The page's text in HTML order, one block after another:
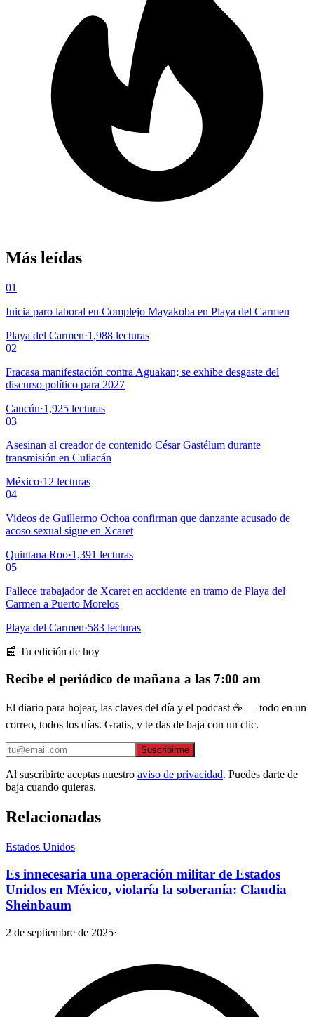
Más leídas
01
Inicia paro laboral en Complejo Mayakoba en Playa del Carmen
Playa del Carmen·1,988 lecturas
02
Fracasa manifestación contra Aguakan; se exhibe desgaste del
discurso político para 2027
Cancún·1,925 lecturas
03
Asesinan al creador de contenido César Gastélum durante
transmisión en Culiacán
México·12 lecturas
04
Videos de Guillermo Ochoa confirman que danzante acusado de
acoso sexual sigue en Xcaret
Quintana Roo·1,391 lecturas
05
Fallece trabajador de Xcaret en accidente en tramo de Playa del
Carmen a Puerto Morelos
Playa del Carmen·583 lecturas
📰 Tu edición de hoy
Recibe el periódico de mañana a las 7:00 am
El diario para hojear, las claves del día y el podcast ☕ — todo en un
correo, todos los días. Gratis, y te das de baja con un clic.
Suscribirme
Al suscribirte aceptas nuestro aviso de privacidad. Puedes darte de
baja cuando quieras.
Relacionadas
Estados Unidos
Es innecesaria una operación militar de Estados
Unidos en México, violaría la soberanía: Claudia
Sheinbaum
2 de septiembre de 2025·